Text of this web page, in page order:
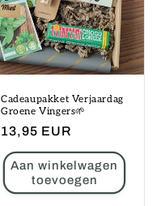
Cadeaupakket Verjaardag
Groene Vingers🌱
Normale
prijs
13,95 EUR
Aan winkelwagen
toevoegen